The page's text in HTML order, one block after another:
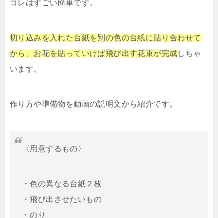
コレはすごい簡単です。
切り込みを入れた台紙を別の色の台紙に貼り合わせて
から、お花を貼っていけば飛び出す花束が完成しちゃ
います。
作り方や準備物を動画の説明文から紹介です。
〈用意するもの〉
・色の異なる台紙２枚
・飛び出させたいもの
・のり